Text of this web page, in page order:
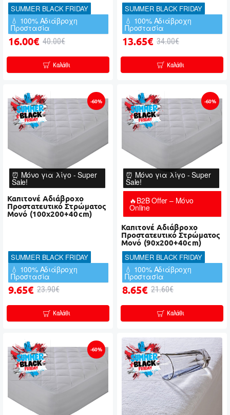
SUMMER BLACK FRIDAY
💧 100% Αδιάβροχη
Προστασία
16.00€ 40.00€
Καλάθι
SUMMER BLACK FRIDAY
💧 100% Αδιάβροχη
Προστασία
13.65€ 34.00€
Καλάθι
⏰ Μόνο για λίγο - Super
Sale!
-60%
Καπιτονέ Αδιάβροχο
Προστατευτικό Στρώματος
Μονό (100x200+40cm)
SUMMER BLACK FRIDAY
💧 100% Αδιάβροχη
Προστασία
9.65€ 23.90€
Καλάθι
⏰ Μόνο για λίγο - Super
Sale!
-60%
🔥B2B Offer – Μόνο
Online
Καπιτονέ Αδιάβροχο
Προστατευτικό Στρώματος
Μονό (90x200+40cm)
SUMMER BLACK FRIDAY
💧 100% Αδιάβροχη
Προστασία
8.65€ 21.60€
Καλάθι
-60%